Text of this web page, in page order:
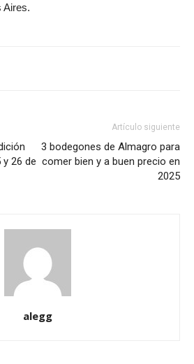
Aires.
26 de
Artículo siguiente
3 bodegones de Almagro para
comer bien y a buen precio en
2025
alegg